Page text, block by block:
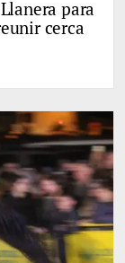
para
cerca